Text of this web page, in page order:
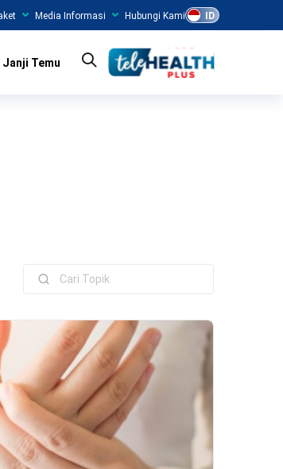
Media Informasi Hubungi Kami ID
Janji Temu